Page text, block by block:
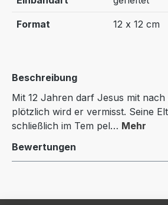
Format 12 x 12 cm
Beschreibung
Mit 12 Jahren darf Jesus mit
plötzlich wird er vermisst. Seine
schließlich im Tem pel… Mehr
Bewertungen